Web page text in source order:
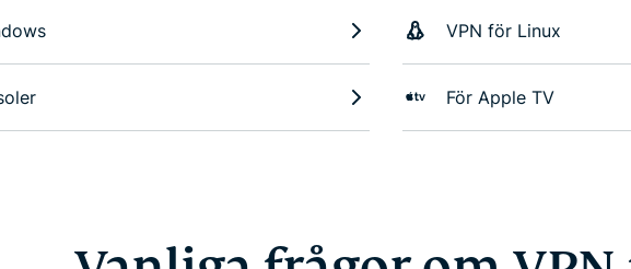
VPN för Linux
För Apple TV